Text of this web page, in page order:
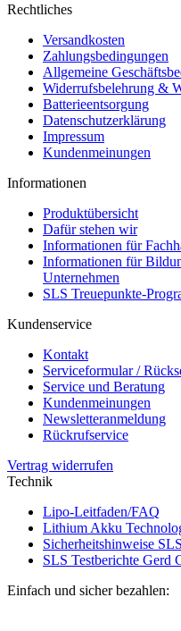
Rechtliches
Versandkosten
Zahlungsbedingungen
Allgemeine
Widerrufsbelehrung &
Batterieentsorgung
Datenschutzerklärung
Impressum
Kundenmeinungen
Informationen
Produktübersicht
Dafür stehen wir
Informationen für
Informationen für
Unternehmen
SLS Treuepunkte-
Kundenservice
Kontakt
Serviceformular /
Service und Beratung
Kundenmeinungen
Newsletteranmeldung
Rückrufservice
Vertrag widerrufen
Technik
Lipo-Leitfaden/FAQ
Lithium Akku
Sicherheitshinweise
SLS Testberichte Gerd
Einfach und sicher bezahlen: